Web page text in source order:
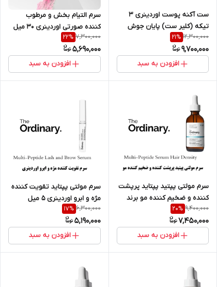
ست آکنه پوست اوردینری 3
تیکه (کلیر ست) پایان جوش
های سمج
12,300,000
21%
9,700,000
افزودن به سبد
سرم التیام بخش و مرطوب
کننده صورتی اوردینری 30 میل
7,300,000
22%
5,690,000
افزودن به سبد
سرم مولتی پپتید پپتاید پرپشت
کننده و ضخیم کننده مو برند
اوردینری 60 میل
9,400,000
20%
7,450,000
افزودن به سبد
سرم مولتی پپتاید تقویت کننده
مژه و ابرو اوردینری 5 میل
6,300,000
17%
5,190,000
افزودن به سبد